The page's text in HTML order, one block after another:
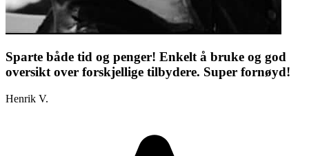
Sparte både tid og penger! Enkelt å bruke og god
oversikt over forskjellige tilbydere. Super fornøyd!
Henrik V.